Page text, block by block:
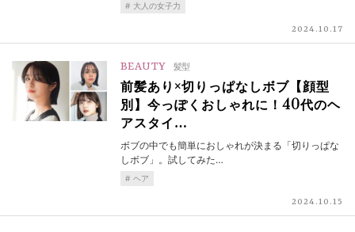
大人の女子力
2024.10.17
BEAUTY 髪型
前髪あり×切りっぱなしボブ【顔型
別】今っぽくおしゃれに！40代のヘ
アスタイ…
ボブの中でも簡単におしゃれが決まる「切りっぱな
しボブ」。試してみた…
ヘア
2024.10.15